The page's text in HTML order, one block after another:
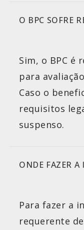
O BPC SOFRE
Sim, o BPC é
para
Caso o
requisitos
suspenso.
ONDE FAZER A
Para fazer a
requerente